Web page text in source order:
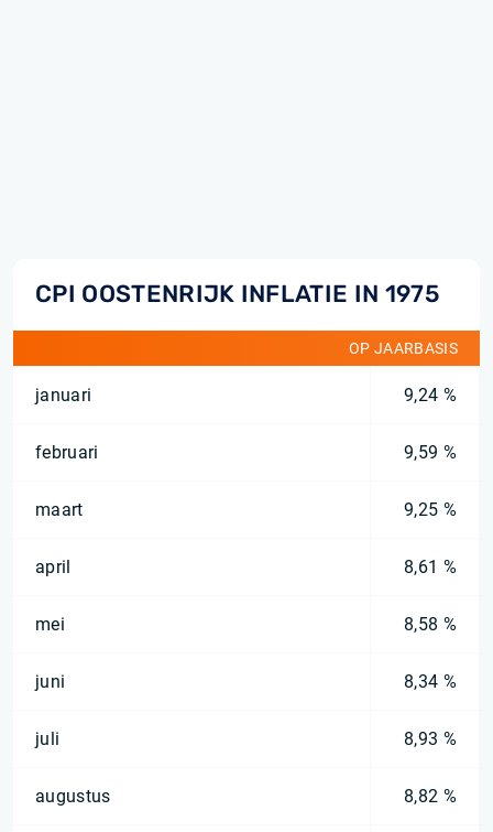
CPI OOSTENRIJK INFLATIE IN 1975
OP JAARBASIS
januari 9,24 %
februari 9,59 %
maart 9,25 %
april 8,61 %
mei 8,58 %
juni 8,34 %
juli 8,93 %
augustus 8,82 %